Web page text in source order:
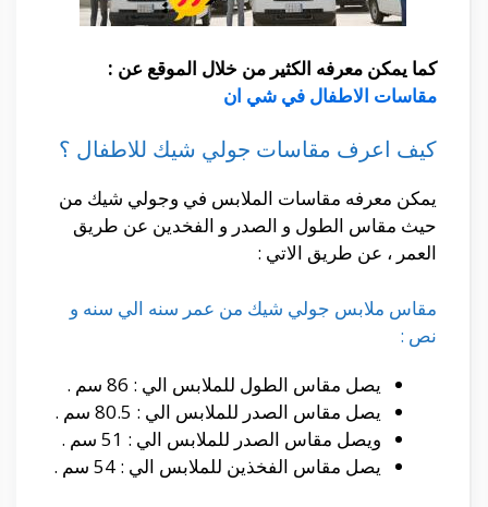
كما يمكن معرفه الكثير من خلال الموقع عن :
مقاسات الاطفال في شي ان
كيف اعرف مقاسات جولي شيك للاطفال ؟
يمكن معرفه مقاسات الملابس في وجولي شيك من
حيث مقاس الطول و الصدر و الفخدين عن طريق
العمر ، عن طريق الاتي :
مقاس ملابس جولي شيك من عمر سنه الي سنه و
نص :
يصل مقاس الطول للملابس الي : 86 سم .
يصل مقاس الصدر للملابس الي : 80.5 سم .
ويصل مقاس الصدر للملابس الي : 51 سم .
يصل مقاس الفخذين للملابس الي : 54 سم .